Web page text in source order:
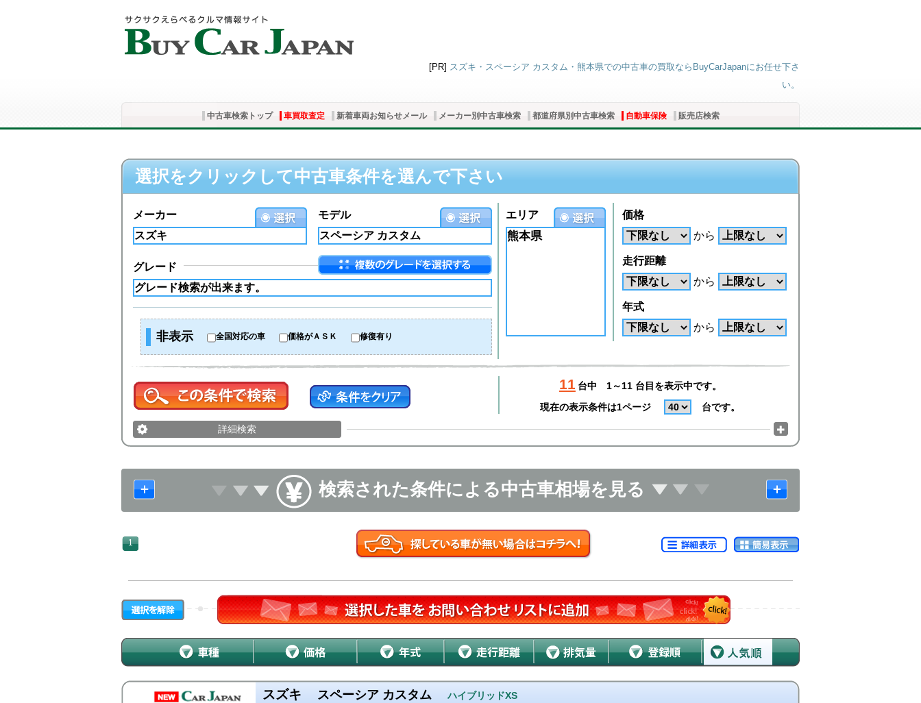
[PR] スズキ・スペーシア カスタム・熊本県での中古車の買取ならBuyCarJapanにお任せ下さ
い。
中古車検索トップ 車買取査定 新着車両お知らせメール メーカー別中古車検索 都道府県別中古車検索 自動車保険 販売店検索
選択をクリックして中古車条件を選んで下さい
モデル
メーカー
グレード
非表示 全国対応の車 価格がＡＳＫ 修復有り
エリア
熊本県
価格
から
走行距離
から
年式
から
11 台中
1～11 台目を表示中です。
現在の表示条件は1ページ
台です。
詳細検索
検索された条件による中古車相場を見る
1
スズキ スペーシア カスタム ハイブリッドXS